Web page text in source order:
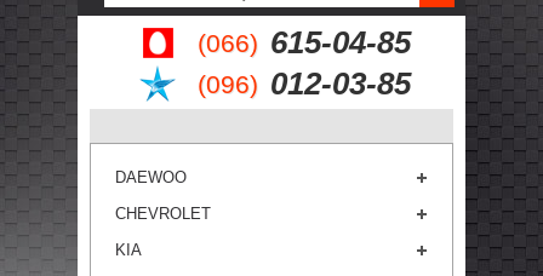
(066) 615-04-85
(096) 012-03-85
DAEWOO
CHEVROLET
KIA